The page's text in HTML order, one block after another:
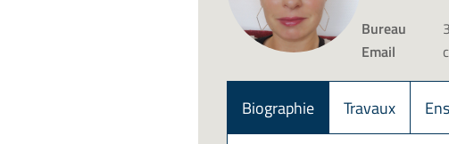
Bureau
Email
Biographie Travaux